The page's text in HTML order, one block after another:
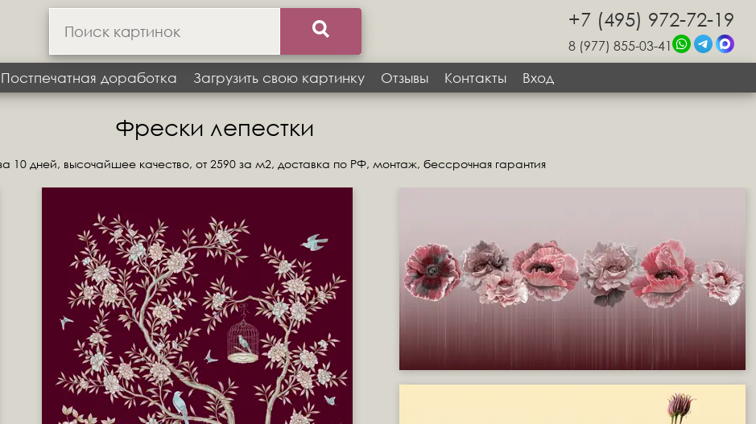
+7 (495) 972-72-19
8 (977) 855-03-41
Постпечатная доработка Загрузить свою картинку Отзывы Контакты Вход
Фрески лепестки
10 дней, высочайшее качество, от 2590 за м2, доставка по РФ, монтаж, бессрочная гарантия